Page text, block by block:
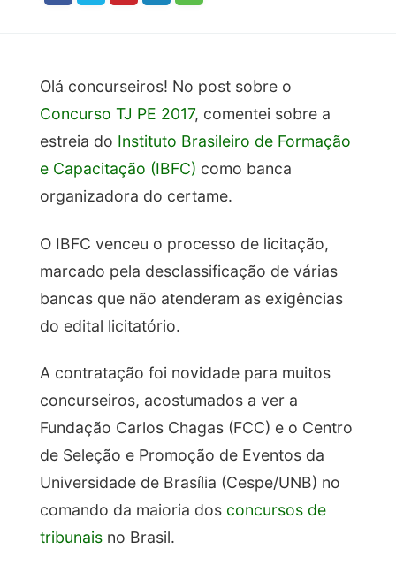
Olá concurseiros! No post sobre o
Concurso TJ PE 2017, comentei sobre a
estreia do Instituto Brasileiro de Formação
e Capacitação (IBFC) como banca
organizadora do certame.
O IBFC venceu o processo delicitação,
marcado pela desclassificação de várias
bancas que não atenderam as exigências
do edital licitatório.
A contratação foi novidade para muitos
concurseiros, acostumados a ver a
Fundação Carlos Chagas (FCC) e o Centro
de Seleção e Promoção de Eventos da
Universidade de Brasília (Cespe/UNB) no
comando da maioria dos concursos de
tribunaisno Brasil.